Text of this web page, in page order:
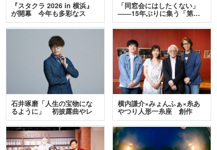
『スタクラ 2026 in 横浜』
が開幕 今年も多彩なス
テ…
「同窓会にはしたくない」
――15年ぶりに集う「第…
石井琢磨「人生の宝物にな
るように」 初披露曲やレ
ア…
横内謙介×みょんふぁ×糸あ
やつり人形一糸座 創作
人…